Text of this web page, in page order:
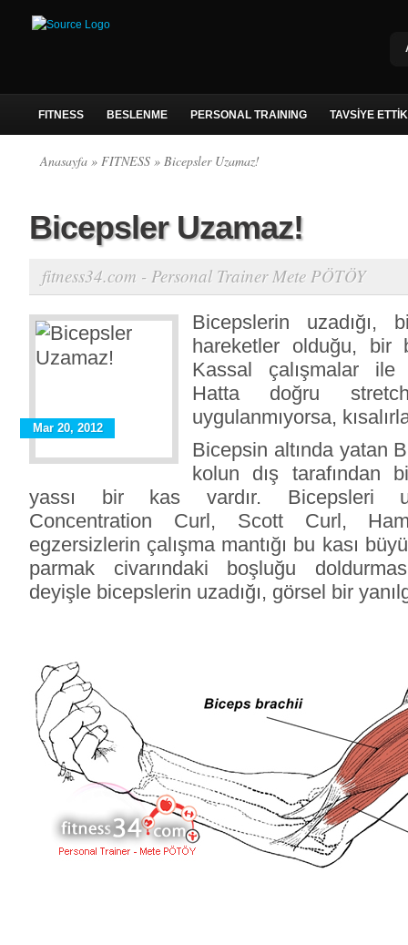
FITNESS BESLENME PERSONAL TRAINING TAVSİYE
Anasayfa » FITNESS » Bicepsler Uzamaz!
Bicepsler Uzamaz!
fitness34.com - Personal Trainer Mete PÖTÖY
Mar 20, 2012
Bicepslerin uzadığı,
hareketler olduğu, bir
Kassal çalışmalar ile
Hatta doğru
uygulanmıyorsa,
Bicepsin altında yatan
kolun dış tarafından
yassı bir kas vardır. Bicepsleri
Concentration Curl, Scott Curl,
egzersizlerin çalışma mantığı bu kası
parmak civarındaki boşluğu
deyişle bicepslerin uzadığı, görsel bir